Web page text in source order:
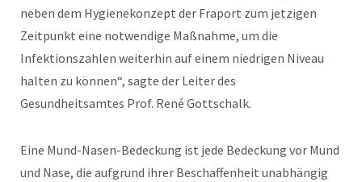
neben dem Hygienekonzept der Fraport zum jetzigen
Zeitpunkt eine notwendige Maßnahme, um die
Infektionszahlen weiterhin auf einem niedrigen Niveau
halten zu können“, sagte der Leiter des
Gesundheitsamtes Prof. René Gottschalk.
Eine Mund-Nasen-Bedeckung ist jede Bedeckung vor Mund
und Nase, die aufgrund ihrer Beschaffenheit unabhängig